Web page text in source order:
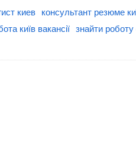
киев консультант резюме
київ вакансії знайти